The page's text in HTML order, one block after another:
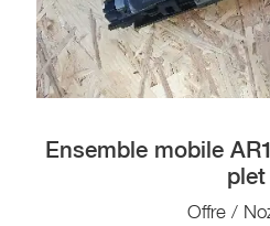
Ensemble mobile
plet
Offre /